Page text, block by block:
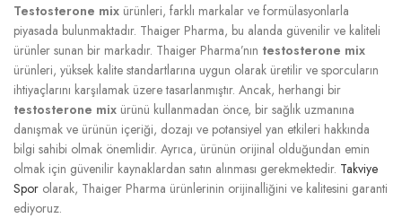
Testosterone mix ürünleri, farklı markalar ve formülasyonlarla
piyasada bulunmaktadır. Thaiger Pharma, bu alanda güvenilir ve kaliteli
ürünler sunan bir markadır. Thaiger Pharma’nın testosterone mix
ürünleri, yüksek kalite standartlarına uygun olarak üretilir ve sporcuların
ihtiyaçlarını karşılamak üzere tasarlanmıştır. Ancak, herhangi bir
testosterone mix ürünü kullanmadan önce, bir sağlık uzmanına
danışmak ve ürünün içeriği, dozajı ve potansiyel yan etkileri hakkında
bilgi sahibi olmak önemlidir. Ayrıca, ürünün orijinal olduğundan emin
olmak için güvenilir kaynaklardan satın alınması gerekmektedir. Takviye
Spor olarak, Thaiger Pharma ürünlerinin orijinalliğini ve kalitesini garanti
ediyoruz.